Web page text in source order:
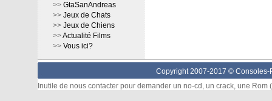
>> GtaSanAndreas
>> Jeux de Chats
>> Jeux de Chiens
>>Actualité Films
>> Vous ici?
Copyright 2007-2017 © Consoles-
Inutile de nous contacter pour demander un no-cd, un crack, une